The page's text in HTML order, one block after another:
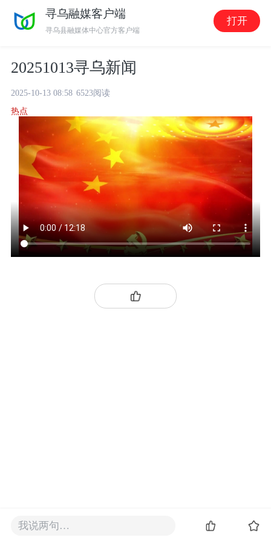
寻乌融媒客户端
寻乌县融媒体中心官方客户端
打开
20251013寻乌新闻
2025-10-13 08:58 6523阅读
热点
我说两句…